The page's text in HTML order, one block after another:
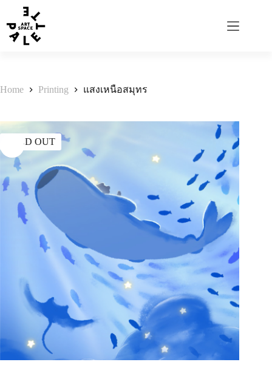
Home Printing แสงเหนือสมุทร
SOLD OUT